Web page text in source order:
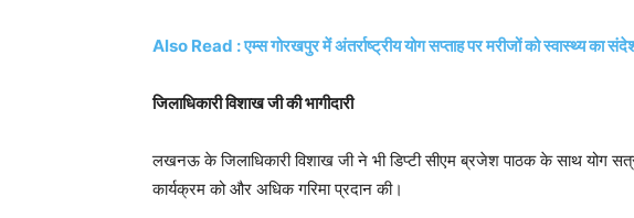
Also Read : एम्स गोरखपुर में अंतर्राष्ट्रीय योग सप्ताह पर मरीजों को स्वास्थ्य का
जिलाधिकारी विशाख जी की भागीदारी
लखनऊ के जिलाधिकारी विशाख जी ने भी डिप्टी सीएम ब्रजेश पाठक के साथ योग
कार्यक्रम को और अधिक गरिमा प्रदान की।